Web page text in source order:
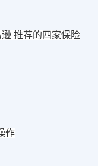
逊 推荐的四家保险
作